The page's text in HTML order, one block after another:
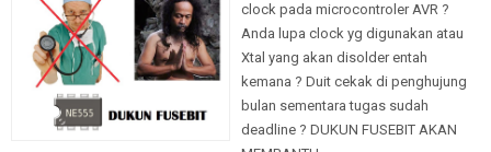
clock pada microcontroler AVR ?
Anda lupa clock yg digunakan atau
Xtal yang akan disolder entah
kemana ? Duit cekak di penghujung
bulan sementara tugas sudah
deadline ? DUKUN FUSEBIT AKAN